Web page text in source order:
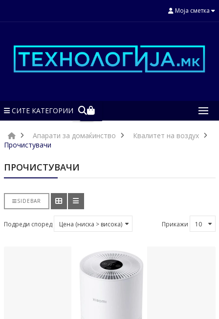
Моја сметка
СИТЕ КАТЕГОРИИ
Апарати за домаќинство
Квалитет на воздух
Прочистувачи
ПРОЧИСТУВАЧИ
SIDEBAR
Подреди според Прикажи